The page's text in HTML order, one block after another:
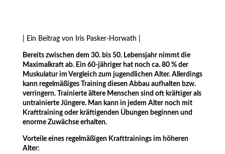
| Ein Beitrag von Iris Pasker-Horwath |
Bereits zwischen dem 30. bis 50. Lebensjahr nimmt die
Maximalkraft ab. Ein 60-jähriger hat noch ca. 80 % der
Muskulatur im Vergleich zum jugendlichen Alter. Allerdings
kann regelmäßiges Training diesen Abbau aufhalten bzw.
verringern. Trainierte ältere Menschen sind oft kräftiger als
untrainierte Jüngere. Man kann in jedem Alter noch mit
Krafttraining oder kräftigenden Übungen beginnen und
enorme Zuwächse erhalten.
Vorteile eines regelmäßigen Krafttrainings im höheren
Alter: